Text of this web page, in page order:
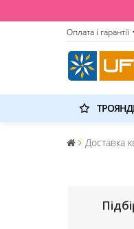
Оплата і гарантії
Доставка